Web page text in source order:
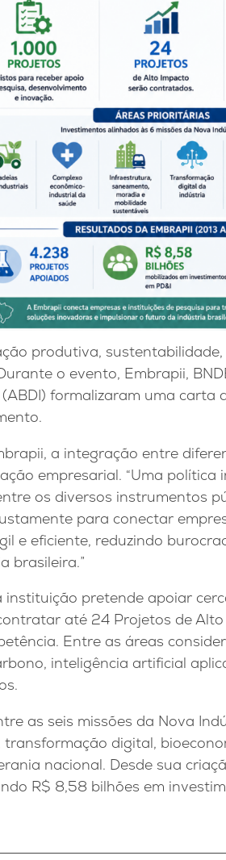
produtiva,
o evento, Embrapii,
formalizaram uma carta
a integração entre
empresarial. “Uma política
os diversos instrumentos
para conectar
e eficiente, reduzindo
brasileira.”
pretende apoiar
até 24 Projetos de
Entre as áreas
inteligência artificial
as seis missões da Nova
digital,
nacional. Desde sua
R$ 8,58 bilhões em